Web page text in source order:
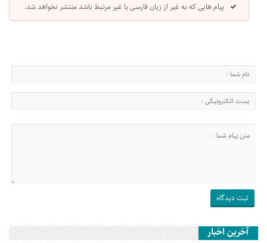
پیام هایی که به غیر از زبان فارسی یا غیر مرتبط باشد منتشر نخواهد شد.
آخرین اخبار